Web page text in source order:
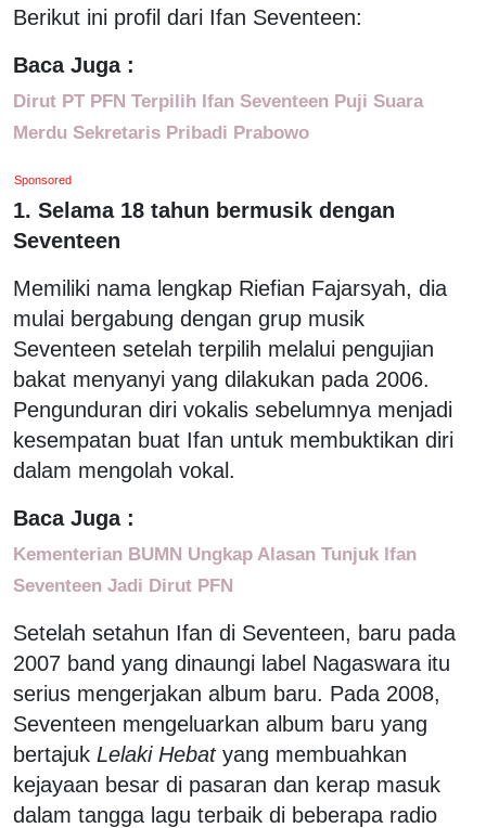
Berikut ini profil dari Ifan Seventeen:
Baca Juga :
Dirut PT PFN Terpilih Ifan Seventeen Puji Suara
Merdu Sekretaris Pribadi Prabowo
Sponsored
1. Selama 18 tahun bermusik dengan
Seventeen
Memiliki nama lengkap Riefian Fajarsyah, dia
mulai bergabung dengan grup musik
Seventeen setelah terpilih melalui pengujian
bakat menyanyi yang dilakukan pada 2006.
Pengunduran diri vokalis sebelumnya menjadi
kesempatan buat Ifan untuk membuktikan diri
dalam mengolah vokal.
Baca Juga :
Kementerian BUMN Ungkap Alasan Tunjuk Ifan
Seventeen Jadi Dirut PFN
Setelah setahun Ifan di Seventeen, baru pada
2007 band yang dinaungi label Nagaswara itu
serius mengerjakan album baru. Pada 2008,
Seventeen mengeluarkan album baru yang
bertajuk Lelaki Hebat yang membuahkan
kejayaan besar di pasaran dan kerap masuk
dalam tangga lagu terbaik di beberapa radio